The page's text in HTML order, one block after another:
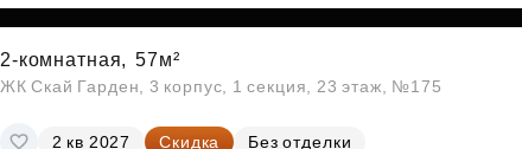
2-комнатная, 57м²
ЖК Скай Гарден, 3 корпус, 1 секция, 23 этаж, №175
2 кв 2027 Скидка
Без отделки